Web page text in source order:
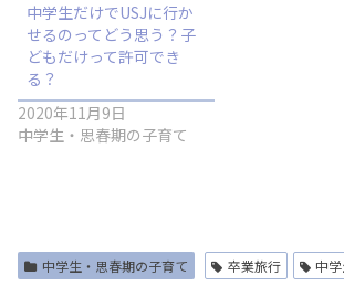
中学生だけでUSJに行か
せるのってどう思う？子
どもだけって許可でき
る？
2020年11月9日
中学生・思春期の子育て
中学生・思春期の子育て 卒業旅行 中